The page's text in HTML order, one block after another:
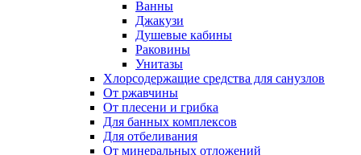
Ванны
Джакузи
Душевые кабины
Раковины
Унитазы
Хлорсодержащие средства для санузлов
От ржавчины
От плесени и грибка
Для банных комплексов
Для отбеливания
От минеральных отложений